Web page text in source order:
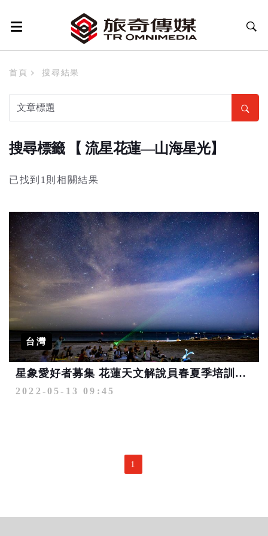
首頁 搜尋結果
搜尋標籤 【 流星花蓮—山海星光】
已找到1則相關結果
台灣
星象愛好者募集 花蓮天文解說員春夏季培訓報名中
2022-05-13 09:45
1